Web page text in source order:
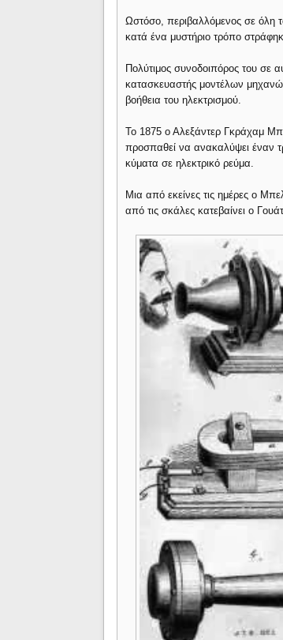
Ωστόσο, περιβαλλόμενος σε όλη
κατά ένα μυστήριο τρόπο
Πολύτιμος συνοδοιπόρος του σε
κατασκευαστής μοντέλων
βοήθεια του ηλεκτρισμού.
Το 1875 ο Αλεξάντερ Γκράχαμ
προσπαθεί να ανακαλύψει έναν
κύματα σε ηλεκτρικό ρεύμα.
Μια από εκείνες τις ημέρες ο
από τις σκάλες κατεβαίνει ο